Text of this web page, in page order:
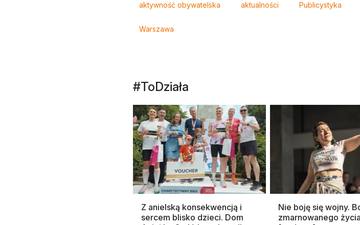
aktywność obywatelska aktualności Publicystyka
Warszawa
#ToDziała
Z anielską konsekwencją i
sercem blisko dzieci. Dom
Nie boję się wojny.
zmarnowanego życia